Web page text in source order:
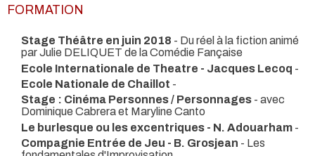
FORMATION
Stage Théâtre en juin 2018 - Du réel à la fiction animé
par Julie DELIQUET de la Comédie Fançaise
Ecole Internationale de Theatre - Jacques Lecoq -
Ecole Nationale de Chaillot -
Stage : Cinéma Personnes / Personnages - avec
Dominique Cabrera et Maryline Canto
Le burlesque ou les excentriques - N. Adouarham -
Compagnie Entrée de Jeu - B. Grosjean - Les